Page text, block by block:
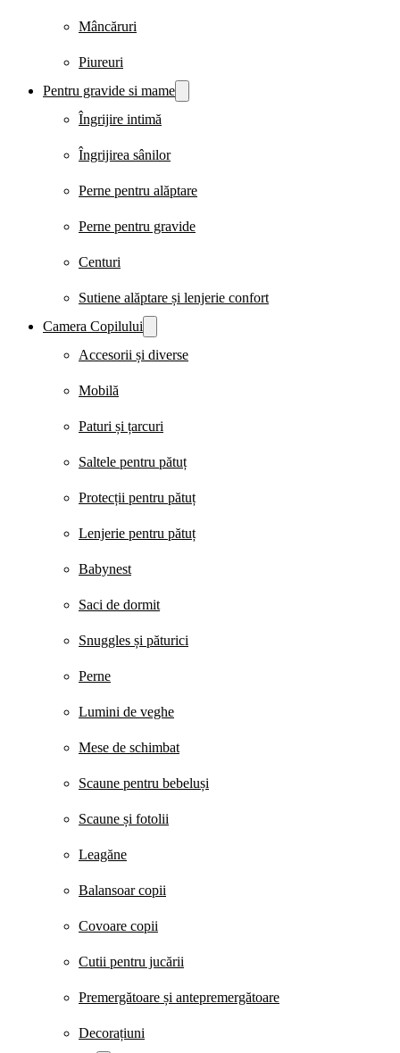
Mâncăruri
Piureuri
Pentru gravide si mame
Îngrijire intimă
Îngrijirea sânilor
Perne pentru alăptare
Perne pentru gravide
Centuri
Sutiene alăptare și lenjerie confort
Camera Copilului
Accesorii și diverse
Mobilă
Paturi și țarcuri
Saltele pentru pătuț
Protecții pentru pătuț
Lenjerie pentru pătuț
Babynest
Saci de dormit
Snuggles și păturici
Perne
Lumini de veghe
Mese de schimbat
Scaune pentru bebeluși
Scaune și fotolii
Leagăne
Balansoar copii
Covoare copii
Cutii pentru jucării
Premergătoare și antepremergătoare
Decorațiuni